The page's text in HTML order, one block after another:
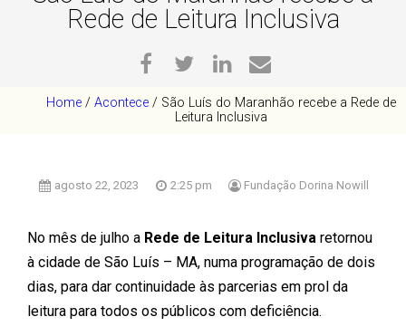
Rede de Leitura Inclusiva
Home / Acontece / São Luís do Maranhão recebe a Rede de
Leitura Inclusiva
agosto 22, 2023 2:25 pm Fundação Dorina Nowill
No mês de julho a Rede de Leitura Inclusiva retornou
à cidade de São Luís – MA, numa programação de dois
dias, para dar continuidade às parcerias em prol da
leitura para todos os públicos com deficiência.